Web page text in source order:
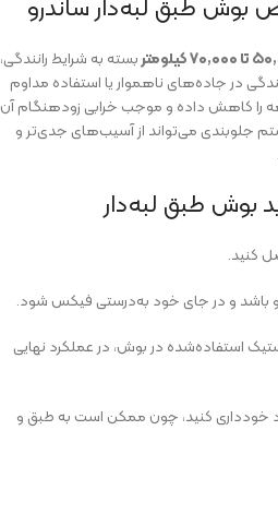
کیلومتر
بسته به شرایط رانندگی،
در جاده‌های ناهموار یا استفاده مداوم
را کاهش داده و موجب خرابی زودهنگام آن
جلوبندی می‌تواند از آسیب‌های جدی‌تر و
بوش طبق لبه‌دار
کنید.
باشد و در جای خود به‌درستی فیکس شود.
استفاده‌شده در بوش، در عملکرد نهایی
خودداری کنید، چون ممکن است به طبق و